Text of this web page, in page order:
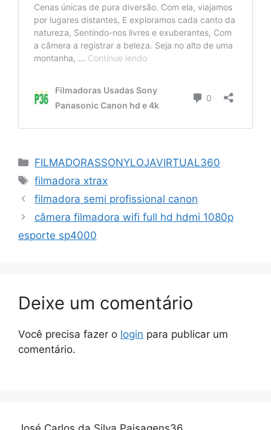
Categorias
FILMADORASSONYLOJAVIRTUAL360
Tags
filmadora xtrax
filmadora semi profissional canon
câmera filmadora wifi full hd hdmi 1080p
esporte sp4000
Deixe um comentário
Você precisa fazer o login para publicar um
comentário.